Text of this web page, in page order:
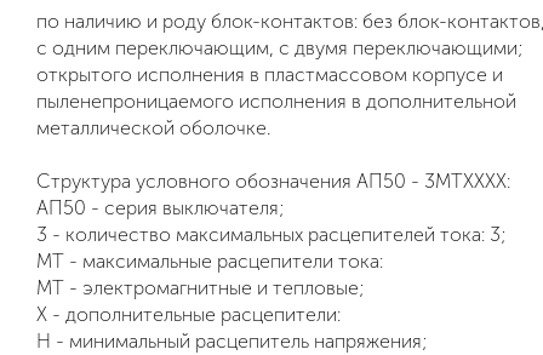
по наличию и роду блок-контактов: без блок-
с одним переключающим, с двумя переключающими;
открытого исполнения в пластмассовом корпусе и
пыленепроницаемого исполнения в дополнительной
металлической оболочке.
Структура условного обозначения АП50 - 3МТХХХХ:
АП50 - серия выключателя;
3 - количество максимальных расцепителей тока: 3;
МТ - максимальные расцепители тока:
МТ - электромагнитные и тепловые;
X - дополнительные расцепители:
Н - минимальный расцепитель напряжения;